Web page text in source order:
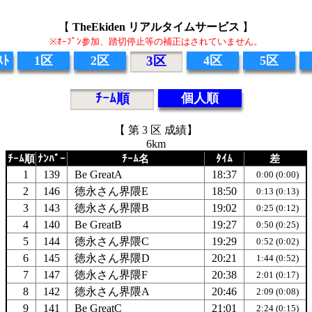
【 TheEkiden リアルタイムサービス 】
※ｵｰﾌﾟﾝ参加、踏切停止等の補正はされていません。
ﾄ 1区 2区 3区 4区 5区
ﾁｰﾑ順 個人順
【 第 3 区 成績】
6km
ﾁｰﾑ順 ﾅﾝﾊﾞｰ ﾁｰﾑ名 ﾀｲﾑ 差
1 139 Be GreatA 18:37 0:00 (0:00)
2 146 徳永さん界隈E 18:50 0:13 (0:13)
3 143 徳永さん界隈B 19:02 0:25 (0:12)
4 140 Be GreatB 19:27 0:50 (0:25)
5 144 徳永さん界隈C 19:29 0:52 (0:02)
6 145 徳永さん界隈D 20:21 1:44 (0:52)
7 147 徳永さん界隈F 20:38 2:01 (0:17)
8 142 徳永さん界隈A 20:46 2:09 (0:08)
9 141 Be GreatC 21:01 2:24 (0:15)